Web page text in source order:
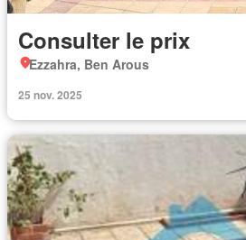
Consulter le prix
Ezzahra, Ben Arous
25 nov. 2025